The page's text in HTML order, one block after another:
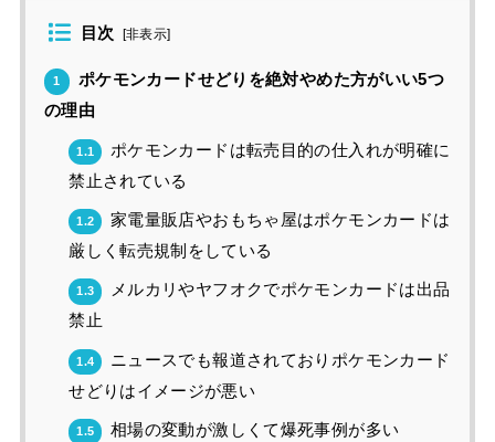
目次 [非表示]
1
ポケモンカードせどりを絶対やめた方がいい5つ
の理由
1.1
ポケモンカードは転売目的の仕入れが明確に
禁止されている
1.2
家電量販店やおもちゃ屋はポケモンカードは
厳しく転売規制をしている
1.3
メルカリやヤフオクでポケモンカードは出品
禁止
1.4
ニュースでも報道されておりポケモンカード
せどりはイメージが悪い
1.5 相場の変動が激しくて爆死事例が多い